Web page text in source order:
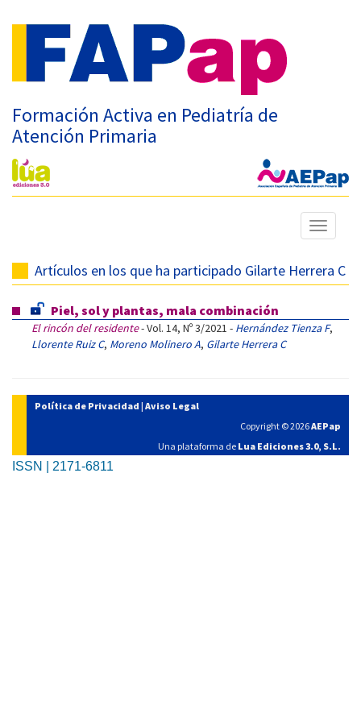
Formación Activa en Pediatría de
Atención Primaria
Mostrar
menú
Artículos en los que ha participado Gilarte Herrera C
Piel, sol y plantas, mala combinación
El rincón del residente- Vol. 14, Nº 3/2021 - Hernández Tienza F,
Llorente Ruiz C, Moreno Molinero A, Gilarte Herrera C
Política de Privacidad | Aviso Legal
Copyright © 2026AEPap
Una plataforma de Lua Ediciones 3.0, S.L.
ISSN | 2171-6811